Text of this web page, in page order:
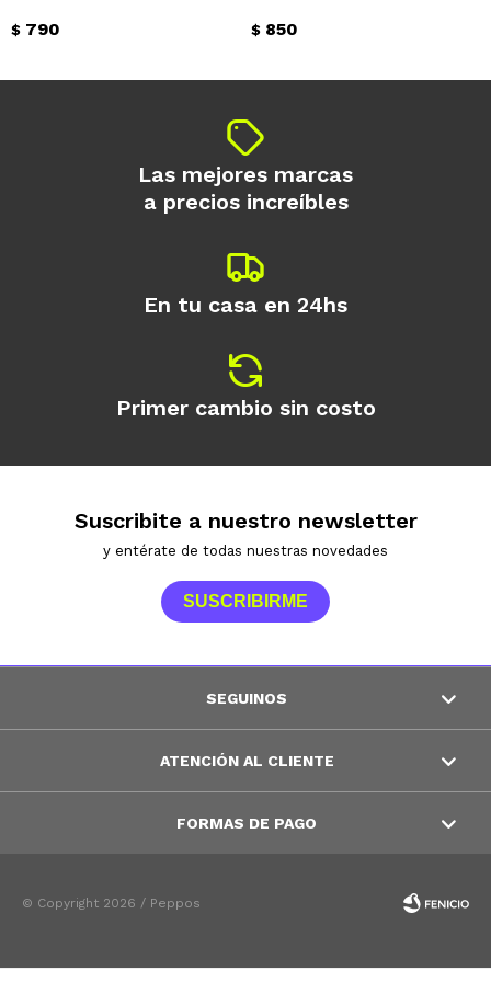
$ 790 $ 850
Las mejores marcas
a precios increíbles
En tu casa en 24hs
Primer cambio sin costo
Suscribite a nuestro newsletter
y entérate de todas nuestras novedades
SUSCRIBIRME
SEGUINOS
ATENCIÓN AL CLIENTE
FORMAS DE PAGO
© Copyright 2026 / Peppos